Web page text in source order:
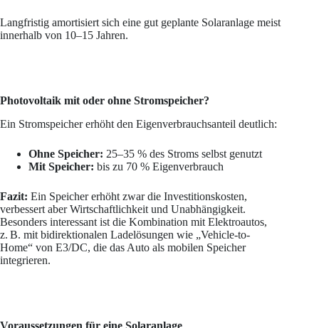
Langfristig amortisiert sich eine gut geplante Solaranlage meist
innerhalb von 10–15 Jahren.
Photovoltaik mit oder ohne Stromspeicher?
Ein Stromspeicher erhöht den Eigenverbrauchsanteil deutlich:
Ohne Speicher: 25–35 % des Stroms selbst genutzt
Mit Speicher: bis zu 70 % Eigenverbrauch
Fazit: Ein Speicher erhöht zwar die Investitionskosten,
verbessert aber Wirtschaftlichkeit und Unabhängigkeit.
Besonders interessant ist die Kombination mit Elektroautos,
z. B. mit bidirektionalen Ladelösungen wie „Vehicle-to-
Home“ von E3/DC, die das Auto als mobilen Speicher
integrieren.
Voraussetzungen für eine Solaranlage